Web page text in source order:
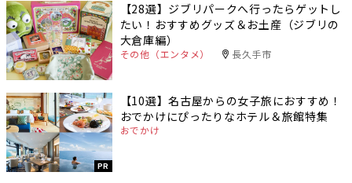
【28選】ジブリパークへ行ったらゲットし
たい！おすすめグッズ＆お土産（ジブリの
大倉庫編）
その他（エンタメ） 長久手市
PR
【10選】名古屋からの女子旅におすすめ！
おでかけにぴったりなホテル＆旅館特集
おでかけ